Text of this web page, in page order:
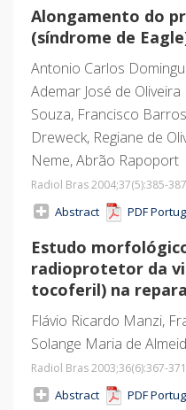
Alongamento do
(síndrome de
Antonio Carlos
Ademar José de
Souza, Francisco
Dreweck, Regiane de
Neme, Abrão Rapoport
Radiol Bras 2004;37(5):385-
Abstract PDF
Estudo
radioprotetor da
tocoferil) na
Flávio Ricardo Manzi,
Solange Maria de
Radiol Bras 2003;36(6):367-
Abstract PDF